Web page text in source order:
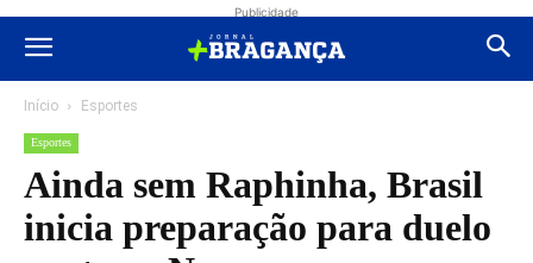
Publicidade
Início Esportes
Esportes
Ainda sem Raphinha, Brasil
inicia preparação para duelo